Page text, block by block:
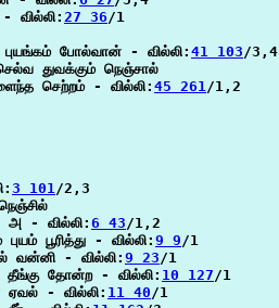
வில்லி: 27 36/1
போல்வான் - வில்லி:
41 103/3,4
துவக்கும் நெஞ்சால்
செற்றம் - வில்லி:
45 261/1,2
3 101/2,3
அ - வில்லி:
6 43/1,2
பூரித்து - வில்லி: 9 9/1
வன்னி - வில்லி: 9 23/1
தீங்கு தோன்ற - வில்லி: 10 127/1
ஏவல் - வில்லி: 11 40/1